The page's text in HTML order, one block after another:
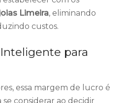
Limeira, eliminando
custos.
para
essa margem de lucro é
considerar ao decidir